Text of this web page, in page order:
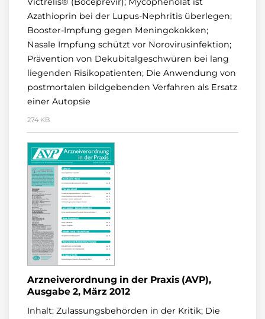
Azathioprin bei der Lupus-Nephritis überlegen;
Booster-Impfung gegen Meningokokken;
Nasale Impfung schützt vor Norovirusinfektion;
Prävention von Dekubitalgeschwüren bei lang
liegenden Risikopatienten; Die Anwendung von
postmortalen bildgebenden Verfahren als Ersatz
einer Autopsie
274 KB
Arzneiverordnung in der Praxis (AVP),
Ausgabe 2, März 2012
Inhalt: Zulassungsbehörden in der Kritik; Die